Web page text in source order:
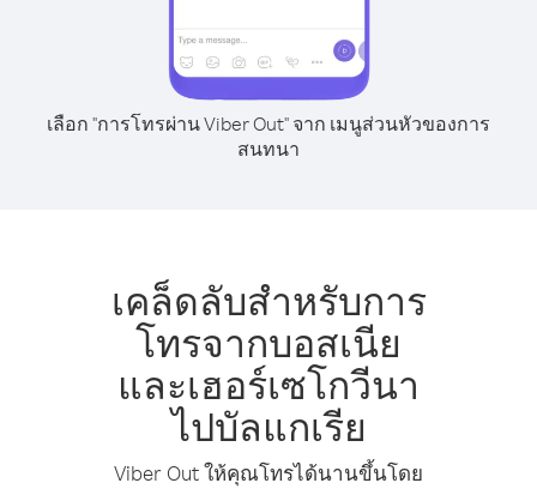
เลือก "การโทรผ่าน Viber Out" จาก เมนูส่วนหัวของการ
สนทนา
เคล็ดลับสำหรับการ
โทรจากบอสเนีย
และเฮอร์เซโกวีนา
ไปบัลแกเรีย
Viber Out ให้คุณโทรได้นานขึ้นโดย